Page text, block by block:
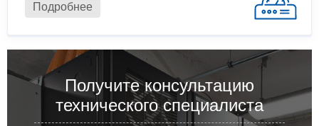
Подробнее
Получите консультацию
технического специалиста